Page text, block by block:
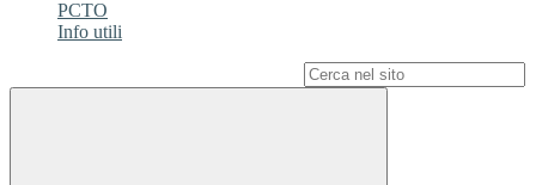
PCTO
Info utili